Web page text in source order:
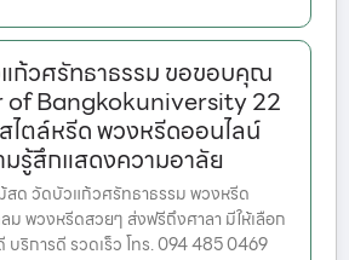
ก้วศรัทธาธรรม ขอขอบคุณ
Bangkokuniversity 22
สไตล์หรีด พวงหรีดออนไลน์
รู้สึกแสดงความอาลัย
ด วัดบัวแก้วศรัทธาธรรม พวงหรีด
ม พวงหรีดสวยๆ ส่งฟรีถึงศาลา มีให้เลือก
ริการดี รวดเร็ว โทร. 094 485 0469